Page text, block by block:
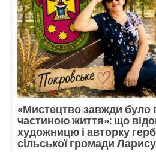
«Мистецтво завжди
частиною життя»: що
художницю і авторку
сільської громади